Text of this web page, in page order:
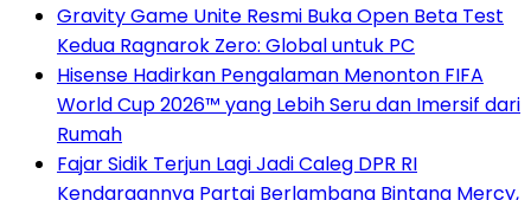
Gravity Game Unite Resmi Buka Open Beta Test
Kedua Ragnarok Zero: Global untuk PC
Hisense Hadirkan Pengalaman Menonton FIFA
World Cup 2026™ yang Lebih Seru dan Imersif dari
Rumah
Fajar Sidik Terjun Lagi Jadi Caleg DPR RI
Kendaraannya Partai Berlambang Bintang Mercy,